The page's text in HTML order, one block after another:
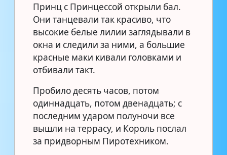
Принц с Принцессой открыли бал.
Они танцевали так красиво, что
высокие белые лилии заглядывали в
окна и следили за ними, а большие
красные маки кивали головками и
отбивали такт.
Пробило десять часов, потом
одиннадцать, потом двенадцать; с
последним ударом полуночи все
вышли на террасу, и Король послал
за придворным Пиротехником.